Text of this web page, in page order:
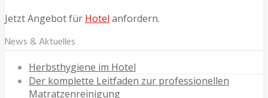
Jetzt Angebot für Hotel anfordern.
News & Aktuelles
Herbsthygiene im Hotel
Der komplette Leitfaden zur professionellen
Matratzenreinigung